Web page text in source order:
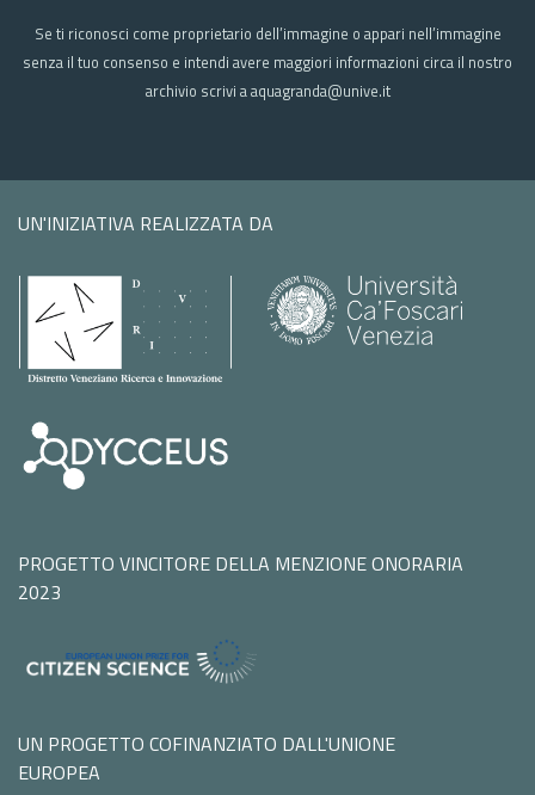
Se ti riconosci come proprietario dell’immagine o appari nell’immagine
senza il tuo consenso e intendi avere maggiori informazioni circa il nostro
archivio scrivi a aquagranda@unive.it
UN'INIZIATIVA REALIZZATA DA
PROGETTO VINCITORE DELLA MENZIONE ONORARIA
2023
UN PROGETTO COFINANZIATO DALL'UNIONE
EUROPEA